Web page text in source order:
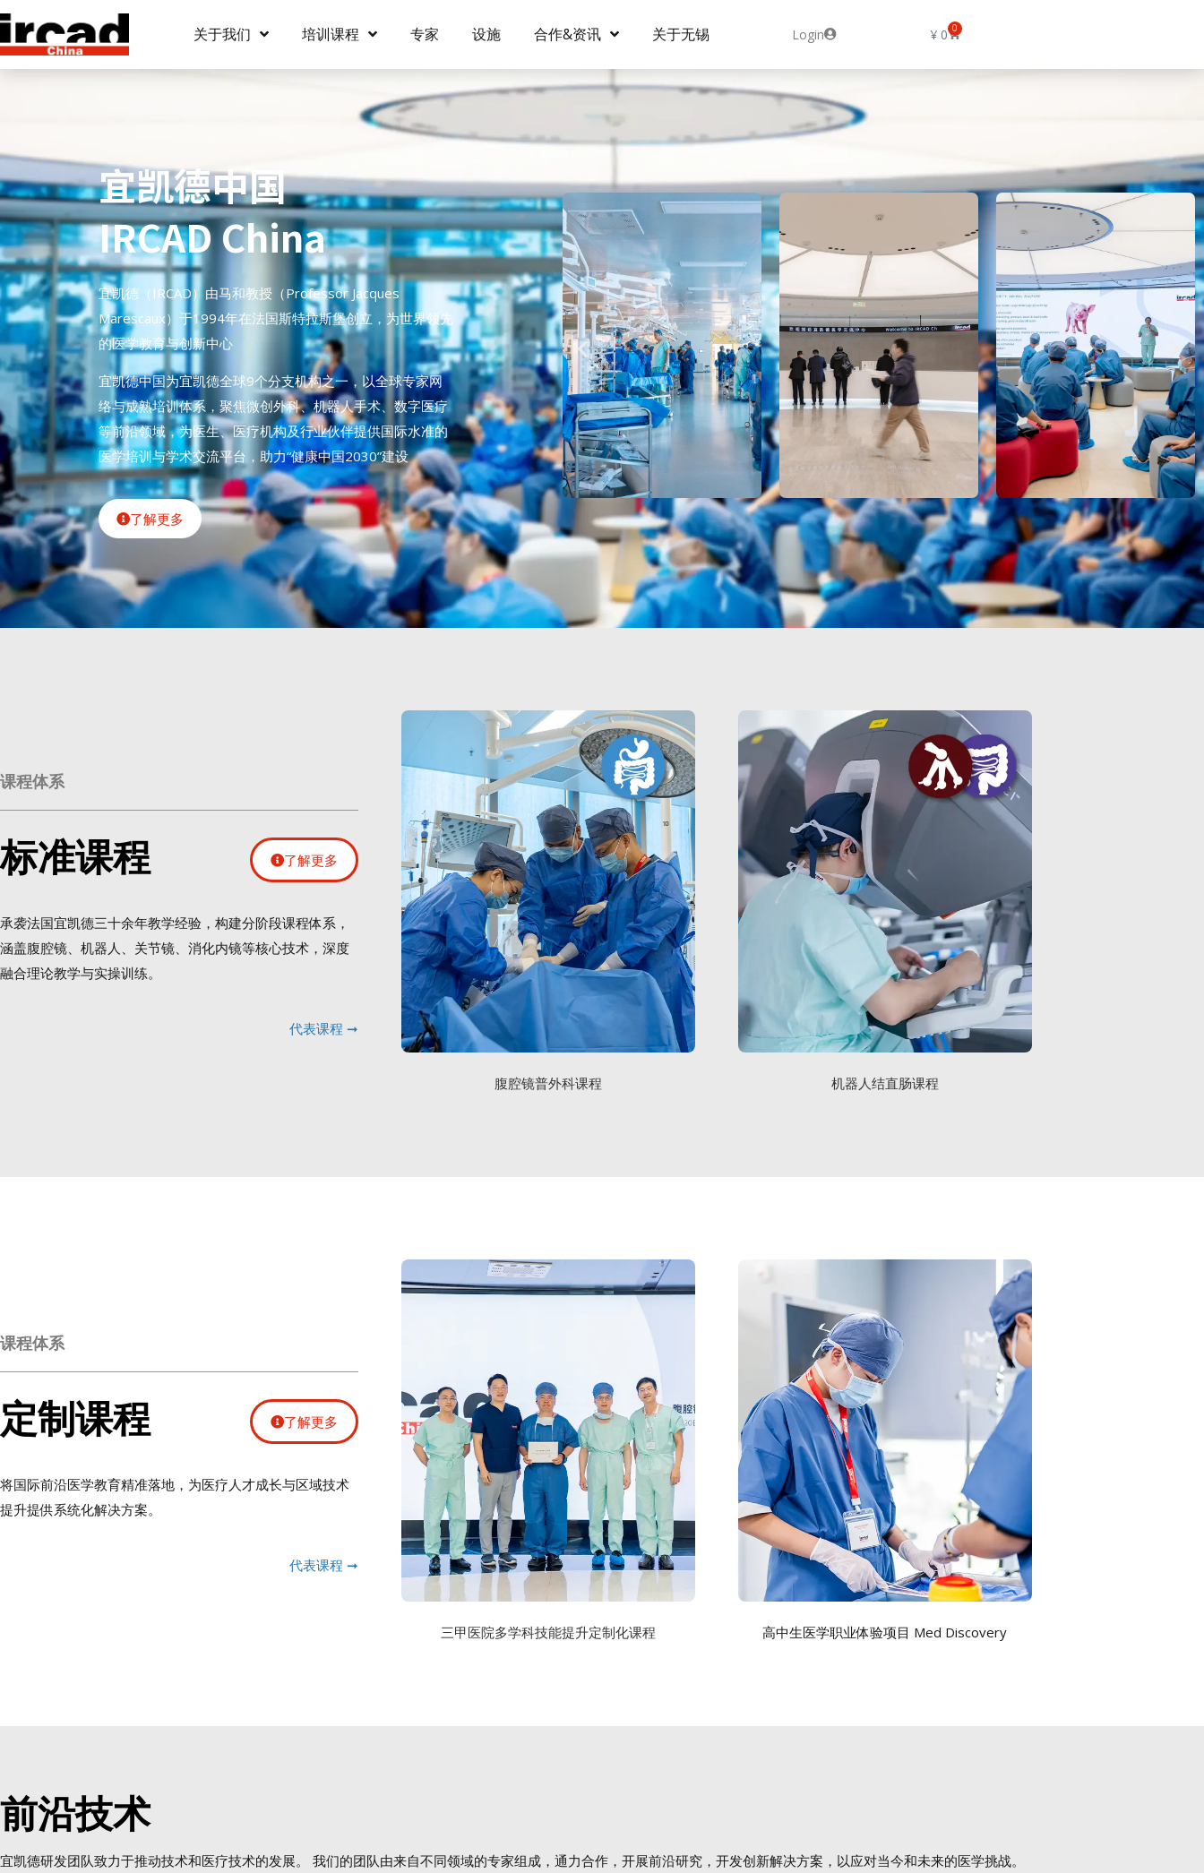
关于我们 培训课程 专家 设施 合作&资讯 关于无锡 Login ¥ 0 0
宜凯德中国
IRCAD China
宜凯德（IRCAD）由马和教授（Professor Jacques
Marescaux）于1994年在法国斯特拉斯堡创立，为世界领先
的医学教育与创新中心
宜凯德中国为宜凯德全球9个分支机构之一，以全球专家网
络与成熟培训体系，聚焦微创外科、机器人手术、数字医疗
等前沿领域，为医生、医疗机构及行业伙伴提供国际水准的
医学培训与学术交流平台，助力“健康中国2030”建设
了解更多
课程体系
标准课程 了解更多
承袭法国宜凯德三十余年教学经验，构建分阶段课程体系，
涵盖腹腔镜、机器人、关节镜、消化内镜等核心技术，深度
融合理论教学与实操训练。
代表课程 ➞
腹腔镜普外科课程 机器人结直肠课程
课程体系
定制课程 了解更多
将国际前沿医学教育精准落地，为医疗人才成长与区域技术
提升提供系统化解决方案。
代表课程 ➞
三甲医院多学科技能提升定制化课程 高中生医学职业体验项目 Med Discovery
前沿技术
宜凯德研发团队致力于推动技术和医疗技术的发展。 我们的团队由来自不同领域的专家组成，通力合作，开展前沿研究，开发创新解决方案，以应对当今和未来的医学挑战。